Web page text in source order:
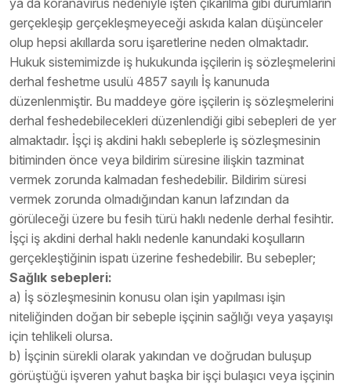
ya da koranavirüs nedeniyle işten çıkarılma gibi durumların
gerçekleşip gerçekleşmeyeceği askıda kalan düşünceler
olup hepsi akıllarda soru işaretlerine neden olmaktadır.
Hukuk sistemimizde iş hukukunda işçilerin iş sözleşmelerini
derhal feshetme usulü 4857 sayılı İş kanunuda
düzenlenmiştir. Bu maddeye göre işçilerin iş sözleşmelerini
derhal feshedebilecekleri düzenlendiği gibi sebepleri de yer
almaktadır. İşçi iş akdini haklı sebeplerle iş sözleşmesinin
bitiminden önce veya bildirim süresine ilişkin tazminat
vermek zorunda kalmadan feshedebilir. Bildirim süresi
vermek zorunda olmadığından kanun lafzından da
görüleceği üzere bu fesih türü haklı nedenle derhal fesihtir.
İşçi iş akdini derhal haklı nedenle kanundaki koşulların
gerçekleştiğinin ispatı üzerine feshedebilir. Bu sebepler;
Sağlık sebepleri:
a) İş sözleşmesinin konusu olan işin yapılması işin
niteliğinden doğan bir sebeple işçinin sağlığı veya yaşayışı
için tehlikeli olursa.
b) İşçinin sürekli olarak yakından ve doğrudan buluşup
görüştüğü işveren yahut başka bir işçi bulaşıcı veya işçinin